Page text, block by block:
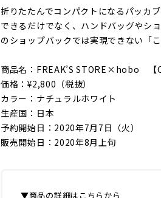
折りたたんでコンパクトになるパッカ
できるだけでなく、ハンドバッグやシ
のショップバックでは実現できない「
商品名：FREAK’S STORE×hobo
価格：¥2,800（税抜）
カラー：ナチュラルホワイト
生産国：日本
予約開始日：2020年7月7日（火）
販売開始日：2020年8月上旬
▼商品の詳細はこちらから